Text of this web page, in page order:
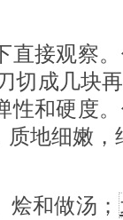
直接观察
切成几块
性和硬度
地细嫩
烩和做汤；